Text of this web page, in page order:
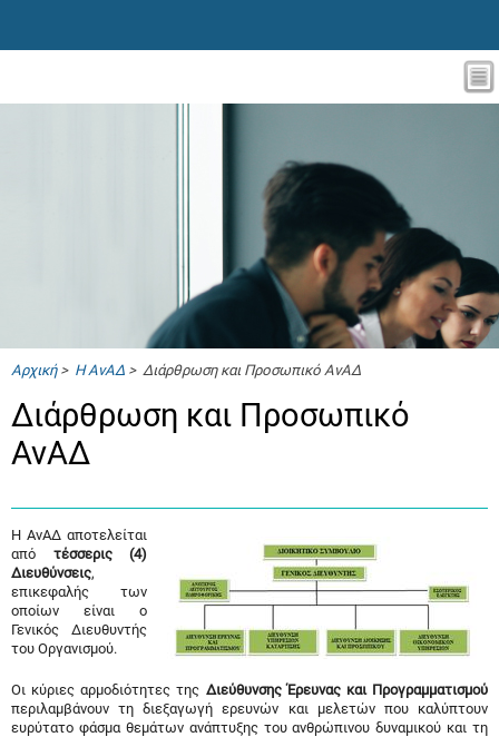
Αρχική> Η ΑνΑΔ > Διάρθρωση και Προσωπικό ΑνΑΔ
Διάρθρωση και Προσωπικό
ΑνΑΔ
Η ΑνΑΔ αποτελείται
από τέσσερις (4)
Διευθύνσεις,
επικεφαλής των
οποίων είναι ο
Γενικός Διευθυντής
του Οργανισμού.
Οι κύριες αρμοδιότητες της Διεύθυνσης Έρευνας και Προγραμματισμού
περιλαμβάνουν τη διεξαγωγή ερευνών και μελετών που καλύπτουν
ευρύτατο φάσμα θεμάτων ανάπτυξης του ανθρώπινου δυναμικού και τη